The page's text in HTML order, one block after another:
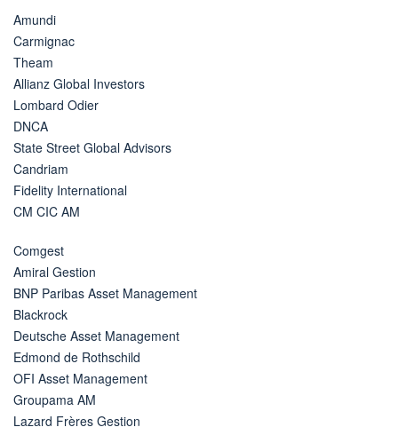
Amundi
Carmignac
Theam
Allianz Global Investors
Lombard Odier
DNCA
State Street Global Advisors
Candriam
Fidelity International
CM CIC AM
Comgest
Amiral Gestion
BNP Paribas Asset Management
Blackrock
Deutsche Asset Management
Edmond de Rothschild
OFI Asset Management
Groupama AM
Lazard Frères Gestion